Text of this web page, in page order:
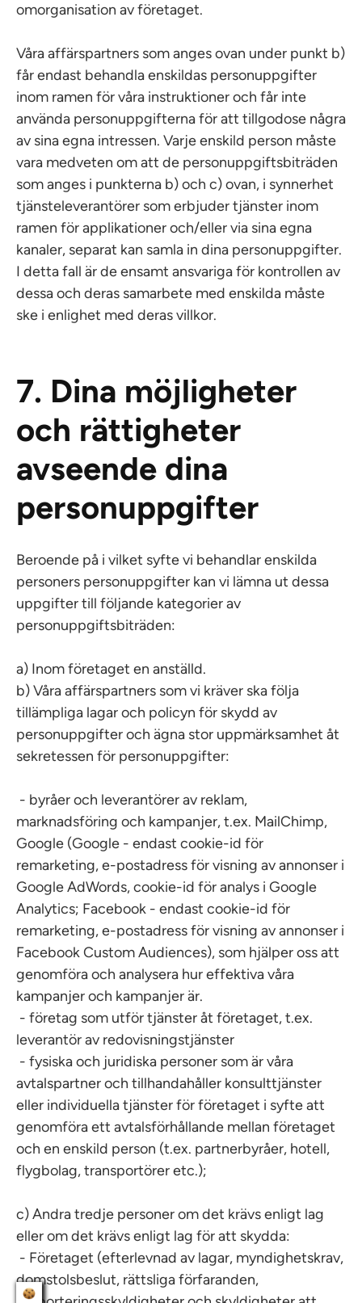
omorganisation av företaget.
Våra affärspartners som anges ovan under punkt b)
får endast behandla enskildas personuppgifter
inom ramen för våra instruktioner och får inte
använda personuppgifterna för att tillgodose några
av sina egna intressen. Varje enskild person måste
vara medveten om att de personuppgiftsbiträden
som anges i punkterna b) och c) ovan, i synnerhet
tjänsteleverantörer som erbjuder tjänster inom
ramen för applikationer och/eller via sina egna
kanaler, separat kan samla in dina personuppgifter.
I detta fall är de ensamt ansvariga för kontrollen av
dessa och deras samarbete med enskilda måste
ske i enlighet med deras villkor.
7. Dina möjligheter
och rättigheter
avseende dina
personuppgifter
Beroende på i vilket syfte vi behandlar enskilda
personers personuppgifter kan vi lämna ut dessa
uppgifter till följande kategorier av
personuppgiftsbiträden:
a) Inom företaget en anställd.
b) Våra affärspartners som vi kräver ska följa
tillämpliga lagar och policyn för skydd av
personuppgifter och ägna stor uppmärksamhet åt
sekretessen för personuppgifter:
- byråer och leverantörer av reklam,
marknadsföring och kampanjer, t.ex. MailChimp,
Google (Google - endast cookie-id för
remarketing, e-postadress för visning av annonser i
Google AdWords, cookie-id för analys i Google
Analytics; Facebook - endast cookie-id för
remarketing, e-postadress för visning av annonser i
Facebook Custom Audiences), som hjälper oss att
genomföra och analysera hur effektiva våra
kampanjer och kampanjer är.
- företag som utför tjänster åt företaget, t.ex.
leverantör av redovisningstjänster
- fysiska och juridiska personer som är våra
avtalspartner och tillhandahåller konsulttjänster
eller individuella tjänster för företaget i syfte att
genomföra ett avtalsförhållande mellan företaget
och en enskild person (t.ex. partnerbyråer, hotell,
flygbolag, transportörer etc.);
c) Andra tredje personer om det krävs enligt lag
eller om det krävs enligt lag för att skydda:
- Företaget (efterlevnad av lagar, myndighetskrav,
domstolsbeslut, rättsliga förfaranden,